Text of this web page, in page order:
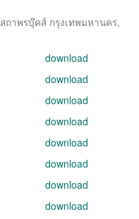
สถาพรบุ๊คส์ กรุงเทพมหานคร,
download
download
download
download
download
download
download
download